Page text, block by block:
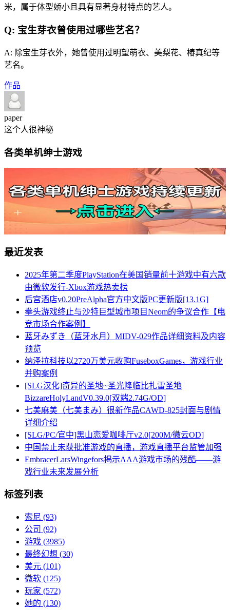
米，属于体型娇小且具有显著身材特点的艺人。
Q: 宝生芽衣曾使用过哪些艺名？
A: 除宝生芽衣外，她曾使用过明望萌衣、美梨花、椿真纪等
艺名。
作品
paper
这个人很神秘
各类单机绅士游戏
最近发表
2025年第二季度PlayStation在美国销量前十游戏中有六款
由微软发行-Xbox游戏热卖榜
后宫酒店v0.20PreAlpha官方中文版PC更新版[13.1G]
拳头游戏终止与沙特巨型城市项目Neom的争议合作【电
竞市场合作案例】
蓝牙みずき（蓝牙水月）MIDV-029作品详细资料及内容
预览
纳泽拉科技以2720万美元收购FuseboxGames，游戏行业
并购案例
[SLG汉化]奇异的圣地~圣光降临比扎雷圣地
BizzareHolyLandV0.39.0[双端2.74G/OD]
七美麻美（七美まみ）很新作品CAWD-825封面与剧情
详细介绍
[SLG/PC/官中]黑山恋爱咖啡厅v2.0[200M/微云OD]
中国禁止未获批准游戏的直播，游戏直播平台监管加强
EmbracerLarsWingefors揭示AAA游戏市场的残酷——游
戏行业未来发展分析
标签列表
索尼 (93)
公司 (92)
游戏 (3985)
最终幻想 (30)
美元 (101)
微软 (125)
玩家 (572)
她的 (130)